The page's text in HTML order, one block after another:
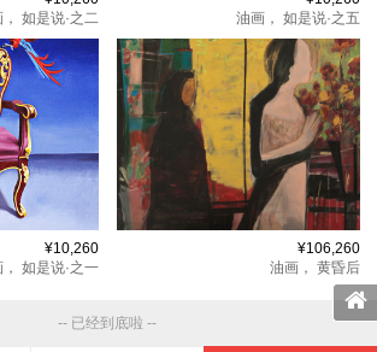
如是说·之二
油画， 如是说·之五
¥10,260
如是说·之一
¥106,260
油画， 黄昏后
-- 已经到底啦 --